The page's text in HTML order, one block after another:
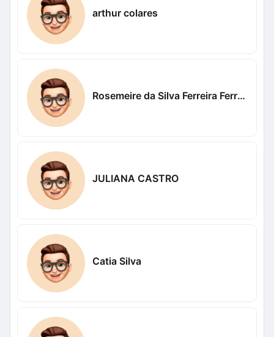
arthur colares
Rosemeire da Silva Ferreira Ferreira
JULIANA CASTRO
Catia Silva